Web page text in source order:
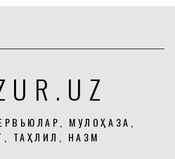
МУЛОҲАЗА,
ТАҲЛИЛ, НАЗМ